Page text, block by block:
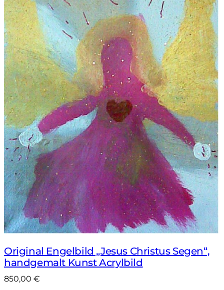
e
Original Engelbild „Jesus Christus Segen“,
handgemalt Kunst Acrylbild
850,00 €